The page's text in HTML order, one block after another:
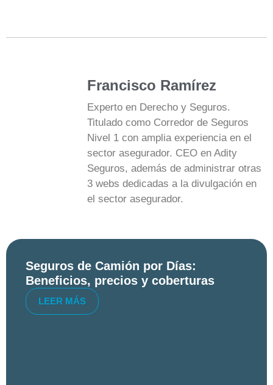
Francisco Ramírez
Experto en Derecho y Seguros.
Titulado como Corredor de Seguros
Nivel 1 con amplia experiencia en el
sector asegurador. CEO en Adity
Seguros, además de administrar otras
3 webs dedicadas a la divulgación en
el sector asegurador.
Seguros de Camión por Días:
Beneficios, precios y coberturas
LEER MÁS